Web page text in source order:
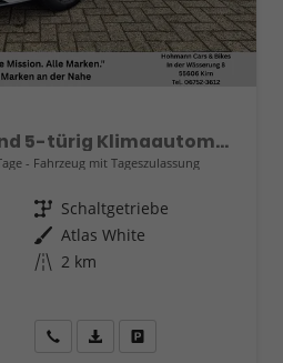
1.0 T-GDI 90PS Trend 5-türig Klimaautomatik Sitzheizung Lenkradheizung Rückf.Kamera PDC Apple CarPlay Android Auto Tempomat Touchscreen 16"LM
Fahrzeug mit Tageszulassung
Getriebe Schaltgetriebe
Außenfarbe Atlas White
Kilometerstand 2 km
Wir rufen Sie anFahrzeugexposé (PDF)